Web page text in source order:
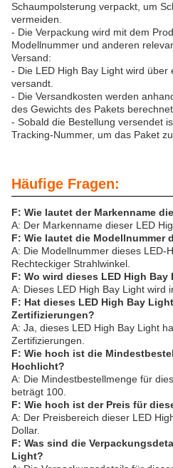
Schaumpolsterung verpackt, um
vermeiden.
- Die Verpackung wird mit dem
Modellnummer und anderen
Versand:
- Die LED High Bay Light wird
versandt.
- Die Versandkosten werden
des Gewichts des Pakets berechnet.
- Sobald die Bestellung versendet
Tracking-Nummer, um das Paket
Häufige Fragen:
F: Wie lautet der Markenname
A: Der Markenname dieser LED
F: Wie lautet die Modellnummer
A: Die Modellnummer dieses LED-
Rechteckiger Strahlwinkel.
F: Wo wird dieses LED High
A: Dieses LED High Bay Light wird
F: Hat dieses LED High Bay
Zertifizierungen?
A: Ja, dieses LED High Bay Light
Zertifizierungen.
F: Wie hoch ist die
Hochlicht?
A: Die Mindestbestellmenge für
beträgt 100.
F: Wie hoch ist der Preis für
A: Der Preisbereich dieser LED
Dollar.
F: Was sind die
Light?